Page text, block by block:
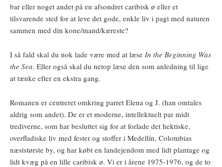
bar eller noget andet på en afsondret caribisk ø eller et
tilsvarende sted for at leve det gode, enkle liv i pagt med naturen
sammen med din kone/mand/kæreste?
I så fald skal du nok lade være med at læse In the Beginning Was
the Sea. Eller også skal du netop læse den som anledning til lige
at tænke efter en ekstra gang.
Romanen er centreret omkring parret Elena og J. (han omtales
aldrig som andet). De er et moderne, intellektuelt par midt
trediverne, som har besluttet sig for at forlade det hektiske,
overfladiske liv med fester og stoffer i Medellín, Colombias
næststørste by, og har købt en landejendom med lidt plantage og
lidt kvæg på en lille caribisk ø. Vi er i årene 1975-1976, og de to